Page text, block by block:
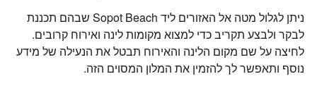
ניתן לגלול מטה אל האזורים ליד Sopot Beach שבהם תכננת
לבקר ולבצע תקריב כדי למצוא מקומות לינה ואירוח קרובים.
לחיצה על שם מקום הלינה והאירוח תבטל את הנעילה של מידע
נוסף ותאפשר לך להזמין את המלון המסוים הזה.